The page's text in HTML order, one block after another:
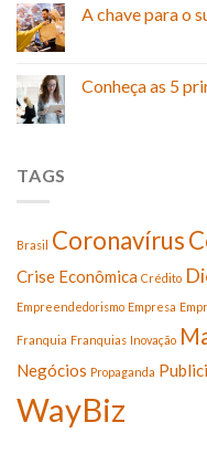
A chave para o
Conheça as 5
TAGS
Brasil Coronavírus
Crise Econômica Crédito
Empreendedorismo Empresa
Franquia Franquias Inovação
Negócios Propaganda
WayBiz